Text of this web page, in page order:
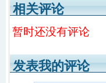
相关评论
暂时还没有评论
发表我的评论